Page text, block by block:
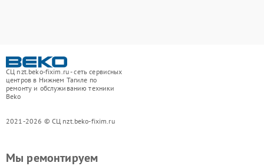
СЦ nzt.beko-fixim.ru - сеть сервисных
центров в Нижнем Тагиле по
ремонту и обслуживанию техники
Beko
2021-2026 © СЦ nzt.beko-fixim.ru
Мы ремонтируем